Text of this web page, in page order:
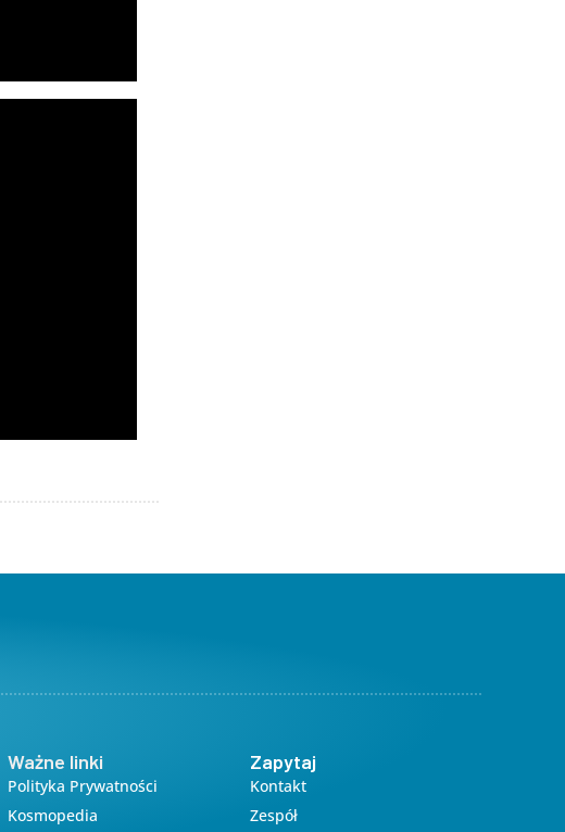
Ważne linki
Polityka Prywatności
Kosmopedia
Zapytaj
Kontakt
Zespół